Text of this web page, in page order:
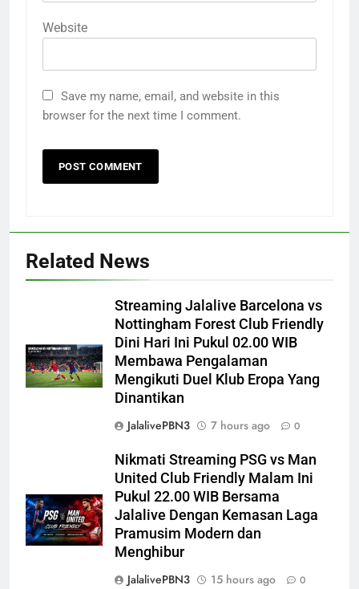
Website
Save my name, email, and website in this
browser for the next time I comment.
Related News
Streaming Jalalive Barcelona vs
Nottingham Forest Club Friendly
Dini Hari Ini Pukul 02.00 WIB
Membawa Pengalaman
Mengikuti Duel Klub Eropa Yang
Dinantikan
JalalivePBN3
7 hours ago 0
Nikmati Streaming PSG vs Man
United Club Friendly Malam Ini
Pukul 22.00 WIB Bersama
Jalalive Dengan Kemasan Laga
Pramusim Modern dan
Menghibur
JalalivePBN3
15 hours ago 0